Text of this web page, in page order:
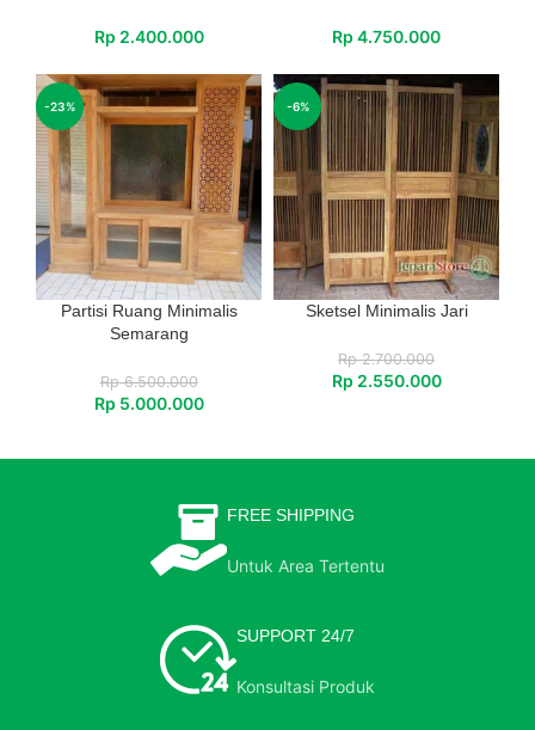
Rp 2.400.000 Rp 4.750.000
-23%
Partisi Ruang Minimalis
Semarang
Rp6.500.000
Rp 5.000.000
-6%
Sketsel Minimalis Jari
Rp2.700.000
Rp 2.550.000
FREE SHIPPING
Untuk Area Tertentu
SUPPORT 24/7
Konsultasi Produk